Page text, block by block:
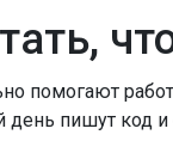
помогают
пишут код